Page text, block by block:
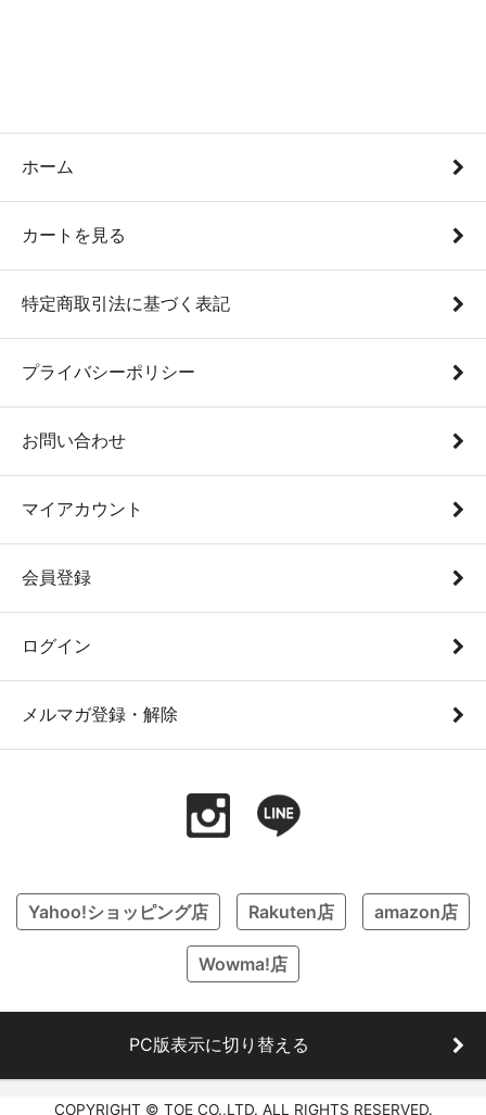
ホーム
カートを見る
特定商取引法に基づく表記
プライバシーポリシー
お問い合わせ
マイアカウント
会員登録
ログイン
メルマガ登録・解除
Yahoo!ショッピング店 Rakuten店 amazon店
Wowma!店
PC版表示に切り替える
COPYRIGHT © TOE CO.,LTD. ALL RIGHTS RESERVED.